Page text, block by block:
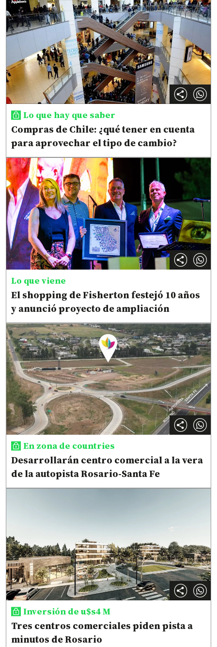
Lo que hay que saber
Compras de Chile: ¿qué tener en cuenta
para aprovechar el tipo de cambio?
Lo que viene
El shopping de Fisherton festejó 10 años
y anunció proyecto de ampliación
En zona de countries
Desarrollarán centro comercial a la vera
de la autopista Rosario-Santa Fe
Inversión de u$s4 M
Tres centros comerciales piden pista a
minutos de Rosario